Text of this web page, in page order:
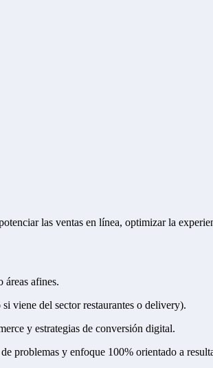
las ventas en línea, optimizar la
afines.
viene del sector restaurantes o delivery).
y estrategias de conversión digital.
problemas y enfoque 100% orientado a